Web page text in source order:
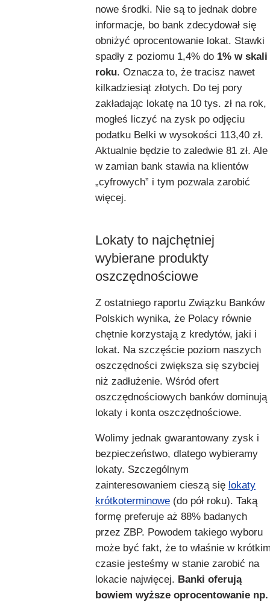
nowe środki. Nie są to jednak dobre
informacje, bo bank zdecydował się
obniżyć oprocentowanie lokat. Stawki
spadły z poziomu 1,4% do 1% w skali
roku. Oznacza to, że tracisz nawet
kilkadziesiąt złotych. Do tej pory
zakładając lokatę na 10 tys. zł na rok,
mogłeś liczyć na zysk po odjęciu
podatku Belki w wysokości 113,40 zł.
Aktualnie będzie to zaledwie 81 zł. Ale
w zamian bank stawia na klientów
„cyfrowych” i tym pozwala zarobić
więcej.
Lokaty to najchętniej
wybierane produkty
oszczędnościowe
Z ostatniego raportu Związku Banków
Polskich wynika, że Polacy równie
chętnie korzystają z kredytów, jaki i
lokat. Na szczęście poziom naszych
oszczędności zwiększa się szybciej
niż zadłużenie. Wśród ofert
oszczędnościowych banków dominują
lokaty i konta oszczędnościowe.
Wolimy jednak gwarantowany zysk i
bezpieczeństwo, dlatego wybieramy
lokaty. Szczególnym
zainteresowaniem cieszą się lokaty
krótkoterminowe (do pół roku). Taką
formę preferuje aż 88% badanych
przez ZBP. Powodem takiego wyboru
może być fakt, że to właśnie w
czasie jesteśmy w stanie zarobić na
lokacie najwięcej. Banki oferują
bowiem wyższe oprocentowanie np.